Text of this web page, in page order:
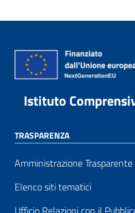
Istituto
TRASPARENZA
Amministrazione Trasparente
Elenco siti tematici